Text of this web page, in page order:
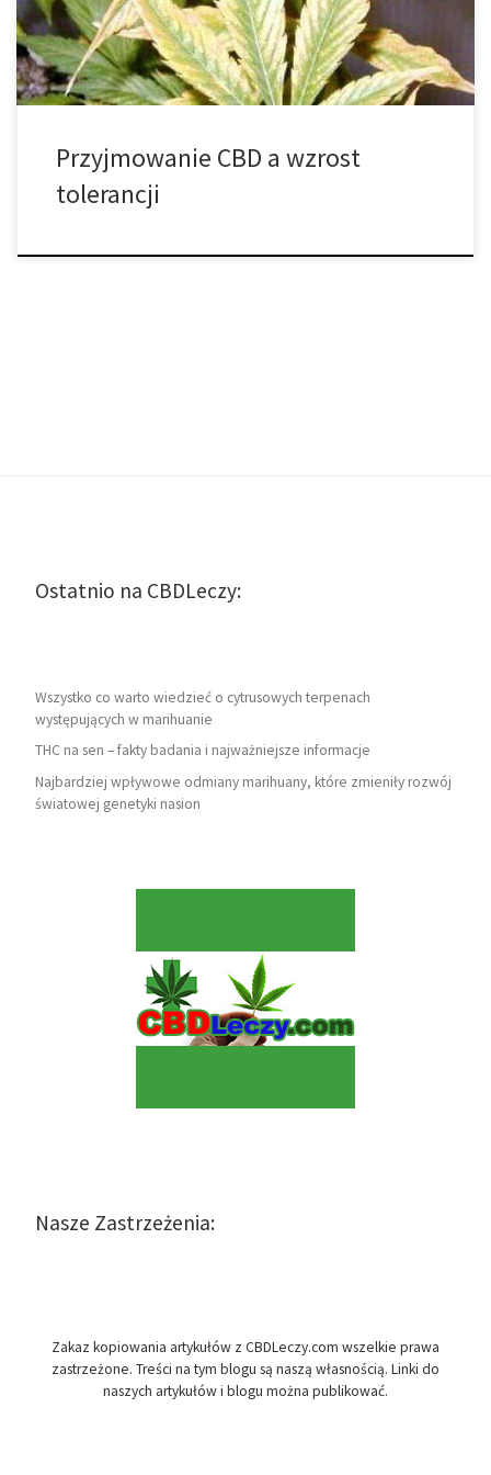
Aby […]
Przyjmowanie CBD a wzrost
tolerancji
Ostatnio na CBDLeczy:
Wszystko co warto wiedzieć o cytrusowych terpenach
występujących w marihuanie
THC na sen – fakty badania i najważniejsze informacje
Najbardziej wpływowe odmiany marihuany, które zmieniły rozwój
światowej genetyki nasion
Nasze Zastrzeżenia:
Zakaz kopiowania artykułów z CBDLeczy.com wszelkie prawa
zastrzeżone. Treści na tym blogu są naszą własnością. Linki do
naszych artykułów i blogu można publikować.